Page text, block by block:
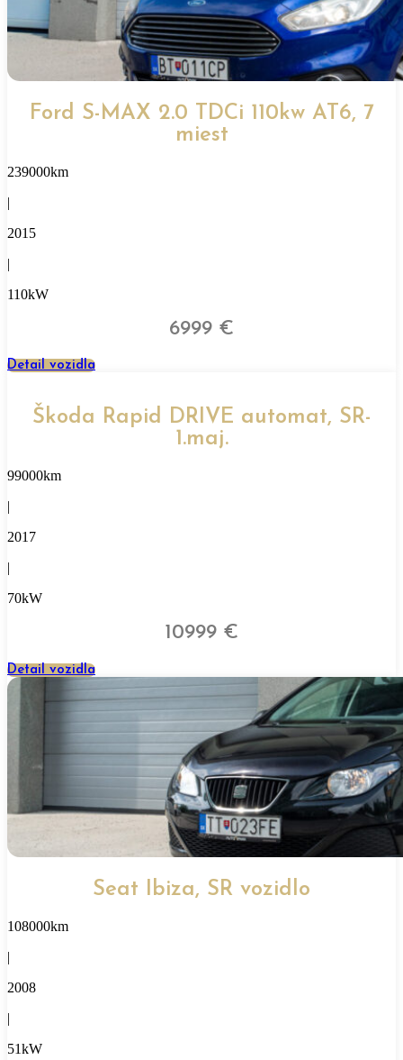
Ford S-MAX 2.0 TDCi 110kw AT6, 7
miest
239000km
|
2015
|
110kW
6999 €
Detail vozidla
Škoda Rapid DRIVE automat, SR-
1.maj.
99000km
|
2017
|
70kW
10999 €
Detail vozidla
Seat Ibiza, SR vozidlo
108000km
|
2008
|
51kW